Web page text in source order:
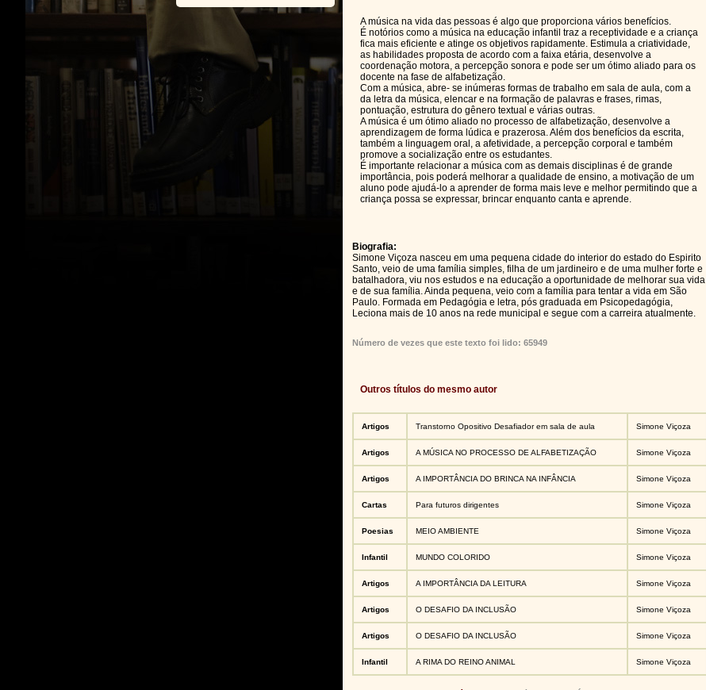
A música na vida das pessoas é algo que proporciona vários benefícios.
É notórios como a música na educação infantil traz a receptividade e a criança
fica mais eficiente e atinge os objetivos rapidamente. Estimula a criatividade,
as habilidades proposta de acordo com a faixa etária, desenvolve a
coordenação motora, a percepção sonora e pode ser um ótimo aliado para os
docente na fase de alfabetização.
Com a música, abre- se inúmeras formas de trabalho em sala de aula, com a
da letra da música, elencar e na formação de palavras e frases, rimas,
pontuação, estrutura do gênero textual e várias outras.
A música é um ótimo aliado no processo de alfabetização, desenvolve a
aprendizagem de forma lúdica e prazerosa. Além dos benefícios da escrita,
também a linguagem oral, a afetividade, a percepção corporal e também
promove a socialização entre os estudantes.
É importante relacionar a música com as demais disciplinas é de grande
importância, pois poderá melhorar a qualidade de ensino, a motivação de um
aluno pode ajudá-lo a aprender de forma mais leve e melhor permitindo que a
criança possa se expressar, brincar enquanto canta e aprende.
Biografia:
Simone Viçoza nasceu em uma pequena cidade do interior do estado do Espirito
Santo, veio de uma família simples, filha de um jardineiro e de uma mulher forte e
batalhadora, viu nos estudos e na educação a oportunidade de melhorar sua vida
e de sua família. Ainda pequena, veio com a família para tentar a vida em São
Paulo. Formada em Pedagógia e letra, pós graduada em Psicopedagógia,
Leciona mais de 10 anos na rede municipal e segue com a carreira atualmente.
Número de vezes que este texto foi lido: 65949
Outros títulos do mesmo autor
Artigos Transtorno Opositivo Desafiador em sala de aula Simone Viçoza
Artigos A MÚSICA NO PROCESSO DE ALFABETIZAÇÃO Simone Viçoza
Artigos A IMPORTÂNCIA DO BRINCA NA INFÂNCIA Simone Viçoza
Cartas Para futuros dirigentes Simone Viçoza
Poesias MEIO AMBIENTE Simone Viçoza
Infantil MUNDO COLORIDO Simone Viçoza
Artigos A IMPORTÂNCIA DA LEITURA Simone Viçoza
Artigos O DESAFIO DA INCLUSÃO Simone Viçoza
Artigos O DESAFIO DA INCLUSÃO Simone Viçoza
Infantil A RIMA DO REINO ANIMAL Simone Viçoza